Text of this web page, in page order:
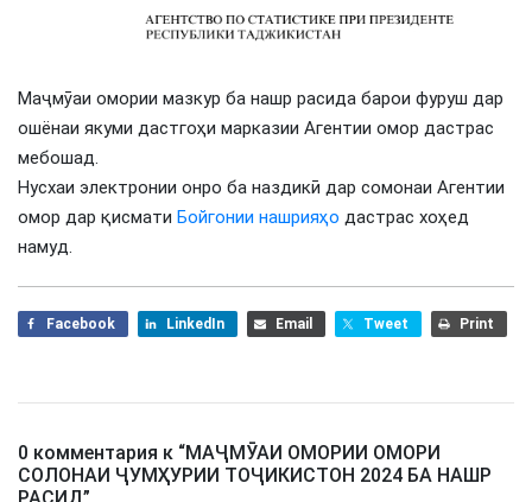
Маҷмӯаи омории мазкур ба нашр расида барои фуруш дар
ошёнаи якуми дастгоҳи марказии Агентии омор дастрас
мебошад.
Нусхаи электронии онро ба наздикӣ дар сомонаи Агентии
омор дар қисмати Бойгонии нашрияҳо дастрас хоҳед
намуд.
Facebook LinkedIn Email Tweet Print
0 комментария к “МАҶМӮАИ ОМОРИИ ОМОРИ
СОЛОНАИ ҶУМҲУРИИ ТОҶИКИСТОН 2024 БА НАШР